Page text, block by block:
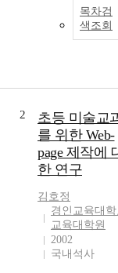
목차검
색조회
2
초등 미술교
를 위한 Web-
page 제작에
한 연구
김호정
경인교육대
교육대학원
2002
국내석사